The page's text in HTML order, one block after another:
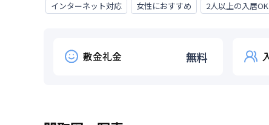
インターネット対応 女性におすすめ 2人以上の入居OK
敷金礼金 無料